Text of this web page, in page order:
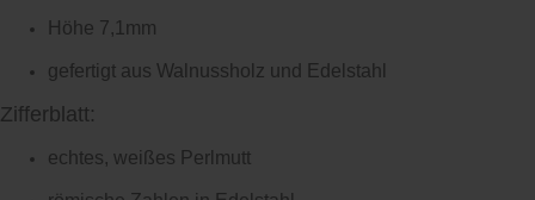
Höhe 7,1mm
gefertigt aus Walnussholz und Edelstahl
Zifferblatt:
echtes, weißes Perlmutt